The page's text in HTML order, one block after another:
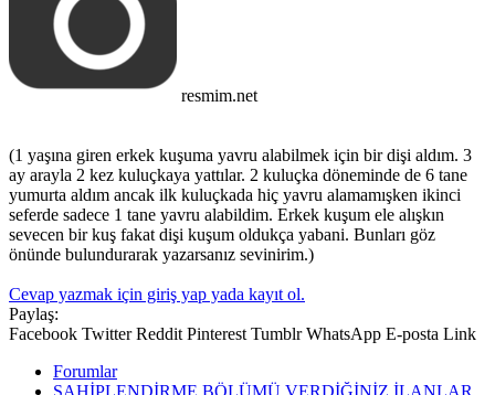
resmim.net
(1 yaşına giren erkek kuşuma yavru alabilmek için bir dişi aldım. 3
ay arayla 2 kez kuluçkaya yattılar. 2 kuluçka döneminde de 6 tane
yumurta aldım ancak ilk kuluçkada hiç yavru alamamışken ikinci
seferde sadece 1 tane yavru alabildim. Erkek kuşum ele alışkın
sevecen bir kuş fakat dişi kuşum oldukça yabani. Bunları göz
önünde bulundurarak yazarsanız sevinirim.)
Cevap yazmak için giriş yap yada kayıt ol.
Paylaş:
Facebook Twitter Reddit Pinterest Tumblr WhatsApp E-posta Link
Forumlar